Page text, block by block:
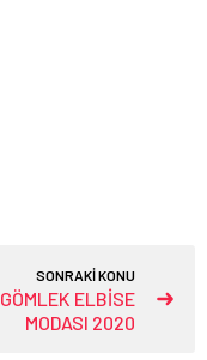
SONRAKİ KONU
GÖMLEK ELBİSE
MODASI 2020